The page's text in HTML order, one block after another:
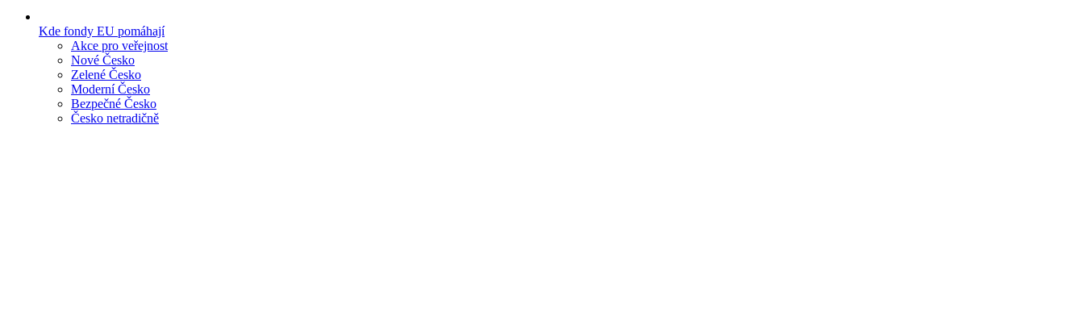
Kde fondy EU pomáhají
Akce pro veřejnost
Nové Česko
Zelené Česko
Moderní Česko
Bezpečné Česko
Česko netradičně